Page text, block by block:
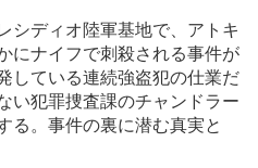
シディオ陸軍基地で、アトキ
にナイフで刺殺される事件が
している連続強盗犯の仕業だ
い犯罪捜査課のチャンドラー
る。事件の裏に潜む真実と